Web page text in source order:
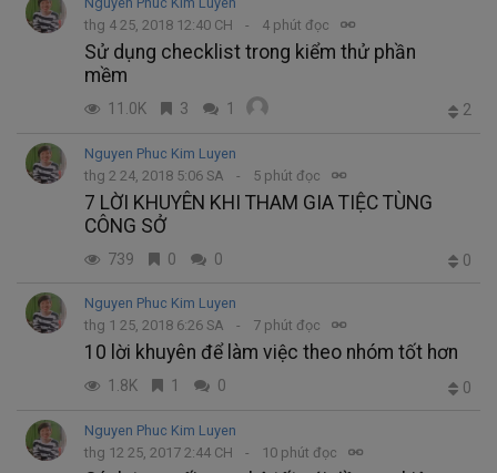
thg 4 25, 2018 12:40 CH
4 phút đọc
Sử dụng checklist trong kiểm thử phần
mềm
11.0K 3 1 2
Nguyen Phuc Kim Luyen
thg 2 24, 2018 5:06 SA
5 phút đọc
7 LỜI KHUYÊN KHI THAM GIA TIỆC TÙNG
CÔNG SỞ
739 0 0 0
Nguyen Phuc Kim Luyen
thg 1 25, 2018 6:26 SA
7 phút đọc
10 lời khuyên để làm việc theo nhóm tốt hơn
1.8K 1 0 0
Nguyen Phuc Kim Luyen
thg 12 25, 2017 2:44 CH
10 phút đọc